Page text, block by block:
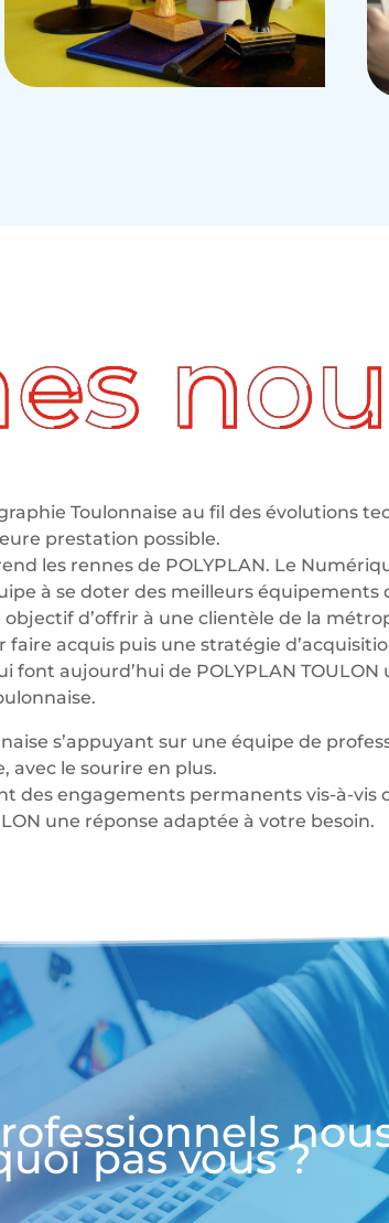
Toulonnaise au fil des évolutions
prestation possible.
les rennes de POLYPLAN. Le
à se doter des meilleurs
d’offrir à une clientèle de la
acquis puis une stratégie
font aujourd’hui de POLYPLAN
s’appuyant sur une équipe de
avec le sourire en plus.
des engagements permanents vis-à-vis
une réponse adaptée à votre besoin.
pas vous ?